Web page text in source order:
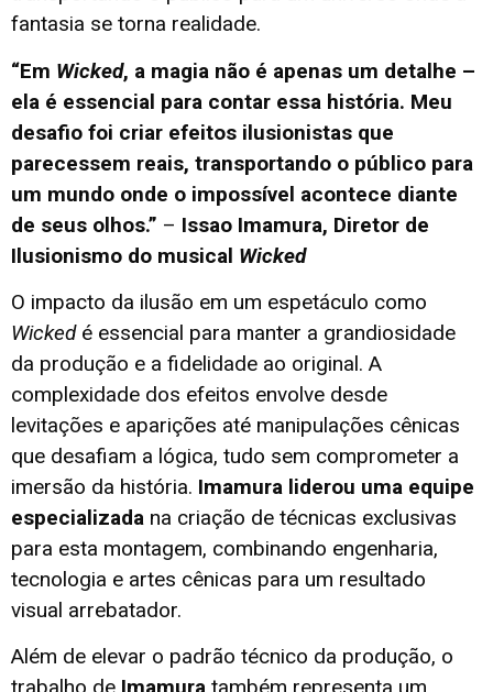
fantasia se torna realidade.
“Em Wicked, a magia não é apenas um detalhe –
ela é essencial para contar essa história. Meu
desafio foi criar efeitos ilusionistas que
parecessem reais, transportando o público para
um mundo onde o impossível acontece diante
de seus olhos.” – Issao Imamura, Diretor de
Ilusionismo do musical Wicked
O impacto da ilusão em um espetáculo como
Wickedé essencial para manter a grandiosidade
da produção e a fidelidade ao original. A
complexidade dos efeitos envolve desde
levitações e aparições até manipulações cênicas
que desafiam a lógica, tudo sem comprometer a
imersão da história. Imamura liderou uma equipe
especializada na criação de técnicas exclusivas
para esta montagem, combinando engenharia,
tecnologia e artes cênicas para um resultado
visual arrebatador.
Além de elevar o padrão técnico da produção, o